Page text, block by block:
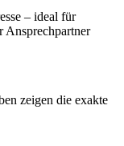
– ideal für
Ansprechpartner
zeigen die exakte